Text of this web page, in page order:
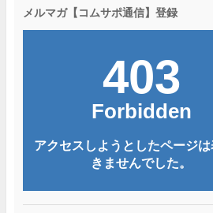
メルマガ【コムサポ通信】登録